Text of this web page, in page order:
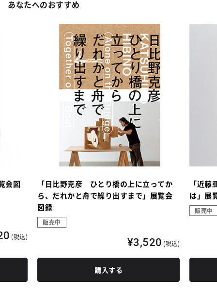
あなたへのおすすめ
会図
(税込)
「日比野克彦 ひとり橋の上に立ってか
ら、だれかと舟で繰り出すまで」展覧会
図録
販売中
¥3,520 (税込)
購入する
「近
は」展
販売中